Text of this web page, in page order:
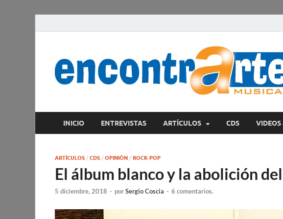
INICIO ENTREVISTAS ARTÍCULOS CDS VIDEOS
ARTÍCULOS / CDS / OPINIÓN / ROCK-POP
El álbum blanco y la abolición
5 diciembre, 2018 - porSergio Coscia - 6 comentarios.